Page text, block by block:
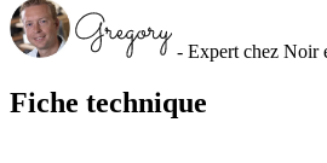
Fiche technique
- Expert chez Noir